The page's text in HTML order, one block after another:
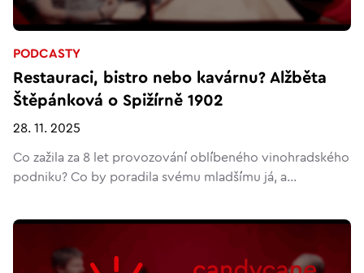
PODCASTY
Restauraci, bistro nebo kavárnu? Alžběta
Štěpánková o Spižírně 1902
28. 11. 2025
Co zažila za 8 let provozování oblíbeného vinohradského
podniku? Co by poradila svému mladšímu já, a...